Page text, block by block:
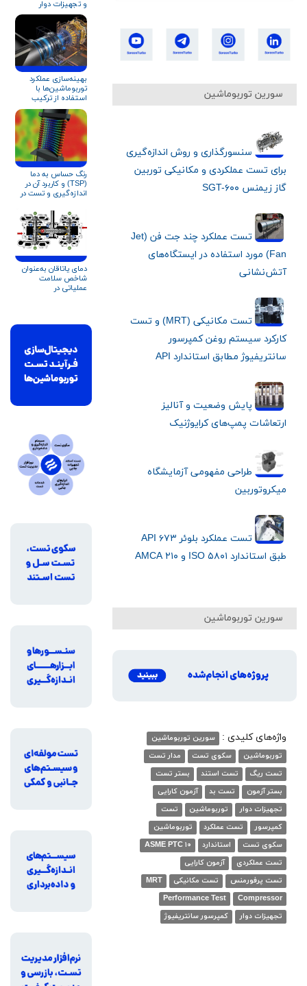
سورین توربوماشین
سنسورگذاری و روش اندازه‌گیری
برای تست‌ عملکردی و مکانیکی توربین
گاز زیمنس SGT-۶۰۰
تست عملکرد چند جت فن (Jet
Fan) مورد استفاده در ایستگاه‌های
آتش‌نشانی
تست مکانیکی (MRT) و تست
کارکرد سیستم روغن کمپرسور
سانتریفیوژ مطابق استاندارد API
پایش وضعیت و آنالیز
ارتعاشات پمپ‌های کرایوژنیک
طراحی مفهومی آزمایشگاه
میکروتوربین
تست عملکرد بلوئر API ۶۷۳
طبق استاندارد ISO ۵۸۰۱ و AMCA ۲۱۰
سورین توربوماشین
واژه‌های کلیدی :
سورین توربوماشین
توربوماشین
سکوی تست
مدار تست
تست ریگ
تست استند
بستر تست
بستر آزمون
تست بد
آزمون کارایی
تجهیزات دوار
توربوماشین
تست
کمپرسور
تست عملکرد
توربوماشین
سکوی تست
استاندارد
ASME PTC ۱۰
تست عملکردی
آزمون کارایی
تست پرفورمنس
تست مکانیکی
MRT
Performance Test
Compressor
تجهیزات دوار
کمپرسور سانتریفیوژ
و تجهیزات دوار
بهینه‌سازی عملکرد
توربوماشین‌ها با
استفاده از ترکیب
شبیه‌سازی نرم‌افزاری و
داده‌های سنسوری
رنگ حساس به دما
(TSP) و کاربرد آن در
اندازه‌گیری و تست در
دمای یاتاقان به‌عنوان
شاخص سلامت
عملیاتی در